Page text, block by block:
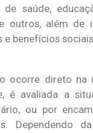
saúde,
outros, além de
e benefícios
ocorre direto na
é avaliada a
ou por
Dependendo